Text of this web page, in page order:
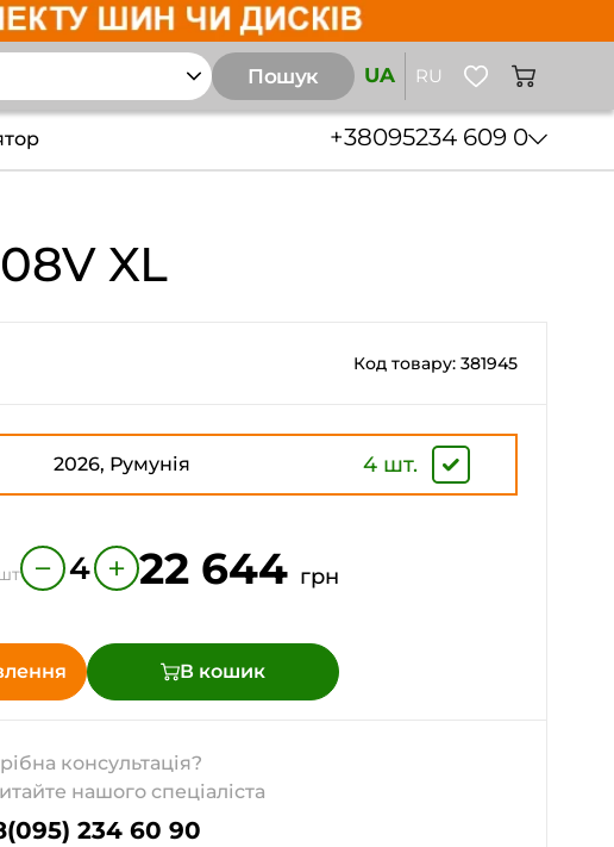
Пошук UA RU
+38095234 609 0
XL
Код товару: 381945
2026, Румунія 4 шт.
− 4 + 22 644 грн
В кошик
консультація?
нашого спеціаліста
234 60 90